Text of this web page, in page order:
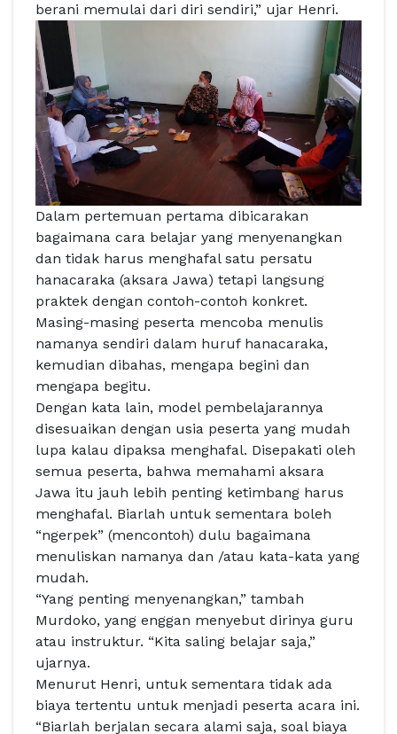
berani memulai dari diri sendiri,” ujar Henri.
Dalam pertemuan pertama dibicarakan
bagaimana cara belajar yang menyenangkan
dan tidak harus menghafal satu persatu
hanacaraka (aksara Jawa) tetapi langsung
praktek dengan contoh-contoh konkret.
Masing-masing peserta mencoba menulis
namanya sendiri dalam huruf hanacaraka,
kemudian dibahas, mengapa begini dan
mengapa begitu.
Dengan kata lain, model pembelajarannya
disesuaikan dengan usia peserta yang mudah
lupa kalau dipaksa menghafal. Disepakati oleh
semua peserta, bahwa memahami aksara
Jawa itu jauh lebih penting ketimbang harus
menghafal. Biarlah untuk sementara boleh
“ngerpek” (mencontoh) dulu bagaimana
menuliskan namanya dan /atau kata-kata yang
mudah.
“Yang penting menyenangkan,” tambah
Murdoko, yang enggan menyebut dirinya guru
atau instruktur. “Kita saling belajar saja,”
ujarnya.
Menurut Henri, untuk sementara tidak ada
biaya tertentu untuk menjadi peserta acara ini.
“Biarlah berjalan secara alami saja, soal biaya